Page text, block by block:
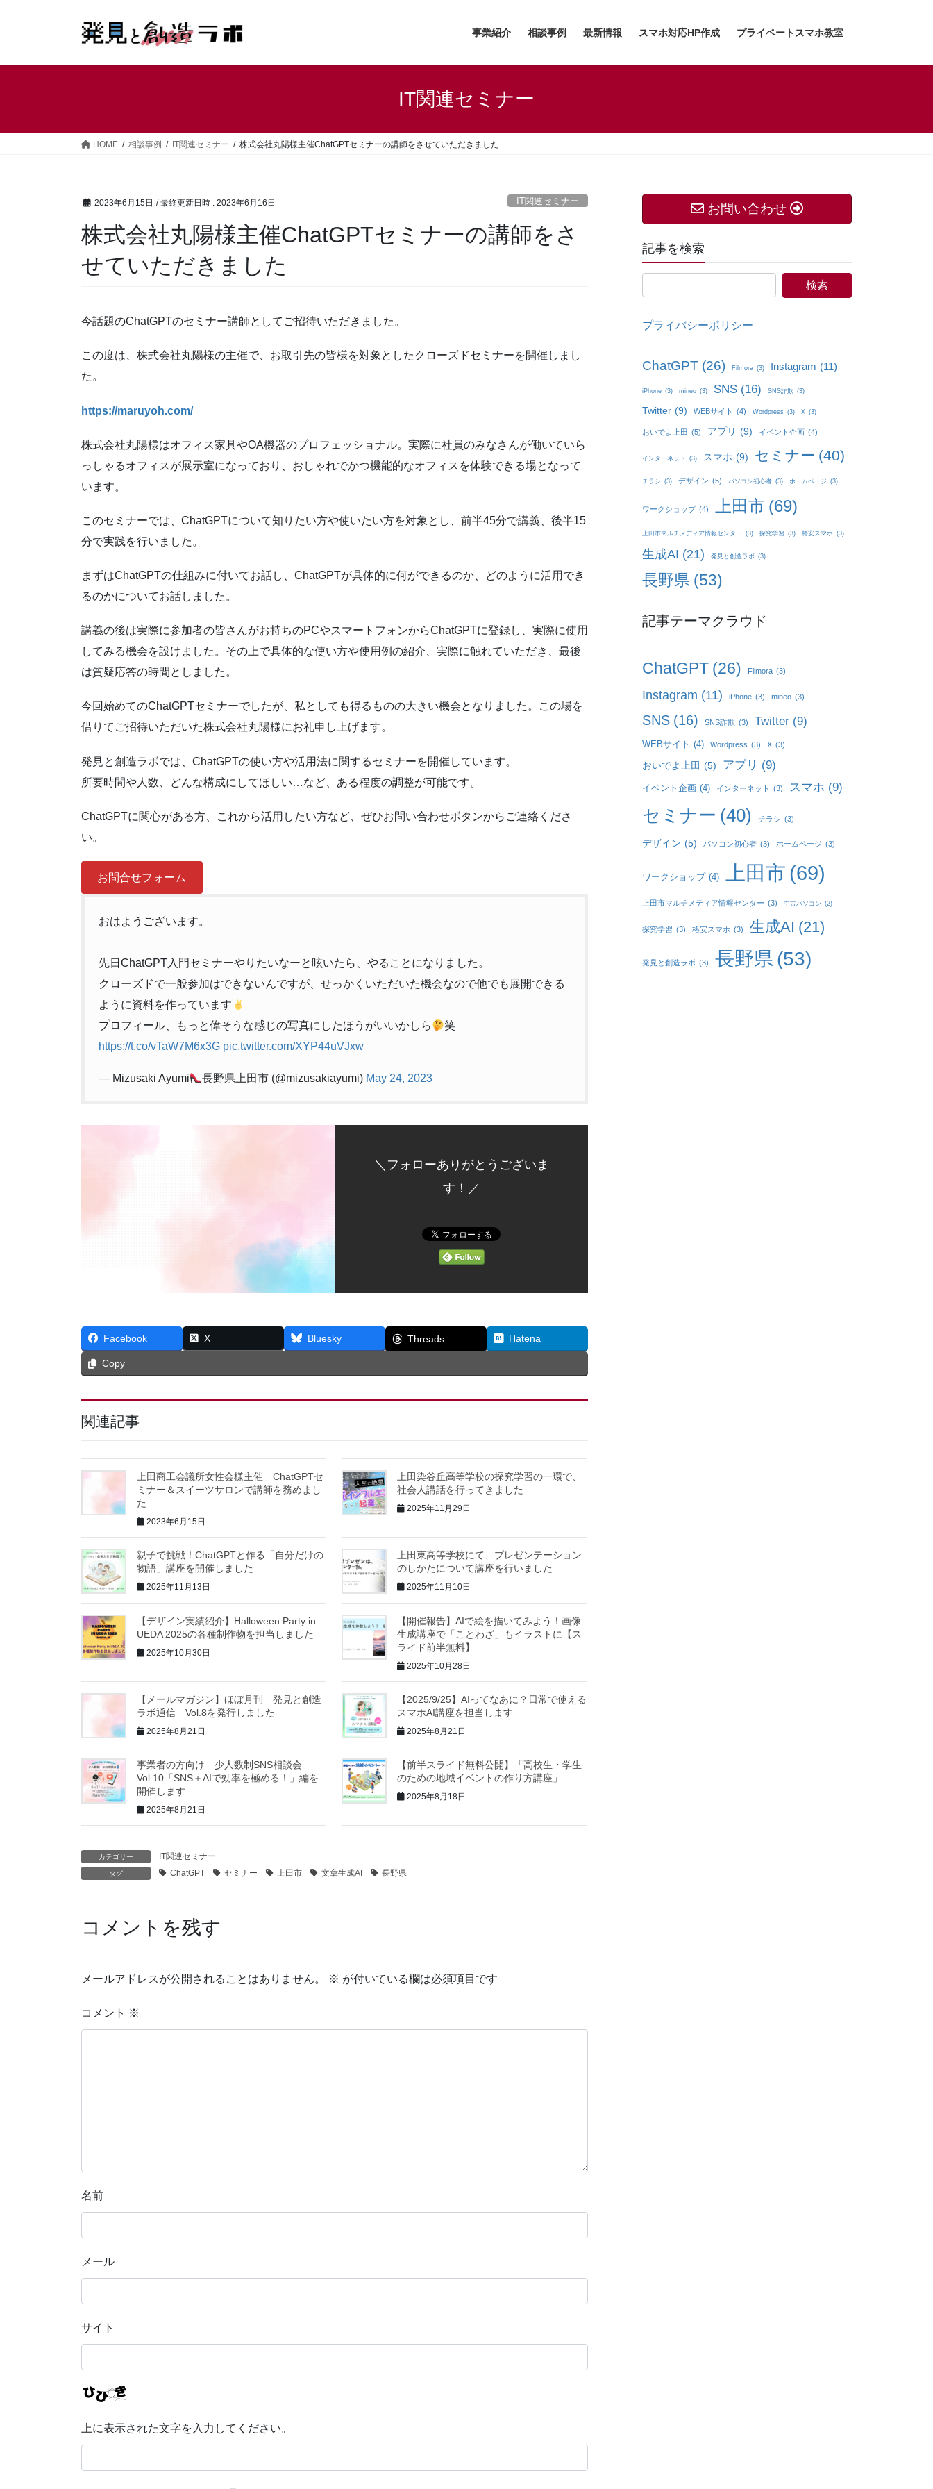
事業紹介 相談事例 最新情報 スマホ対応HP作成 プライベートスマホ教室
IT関連セミナー
HOME 相談事例 IT関連セミナー 株式会社丸陽様主催ChatGPTセミナーの講師をさせていただきました
2023年6月15日 / 最終更新日時 : 2023年6月16日 IT関連セミナー
株式会社丸陽様主催ChatGPTセミナーの講師をさ
せていただきました
今話題のChatGPTのセミナー講師としてご招待いただきました。
この度は、株式会社丸陽様の主催で、お取引先の皆様を対象としたクローズドセミナーを開催しまし
た。
https://maruyoh.com/
株式会社丸陽様はオフィス家具やOA機器のプロフェッショナル。実際に社員のみなさんが働いていら
っしゃるオフィスが展示室になっており、おしゃれでかつ機能的なオフィスを体験できる場となって
います。
このセミナーでは、ChatGPTについて知りたい方や使いたい方を対象とし、前半45分で講義、後半15
分で実践を行いました。
まずはChatGPTの仕組みに付いてお話し、ChatGPTが具体的に何ができるのか、どのように活用でき
るのかについてお話しました。
講義の後は実際に参加者の皆さんがお持ちのPCやスマートフォンからChatGPTに登録し、実際に使用
してみる機会を設けました。その上で具体的な使い方や使用例の紹介、実際に触れていただき、最後
は質疑応答の時間としました。
今回始めてのChatGPTセミナーでしたが、私としても得るものの大きい機会となりました。この場を
借りてご招待いただいた株式会社丸陽様にお礼申し上げます。
発見と創造ラボでは、ChatGPTの使い方や活用法に関するセミナーを開催しています。
所要時間や人数、どんな構成にしてほしい…など、ある程度の調整が可能です。
ChatGPTに関心がある方、これから活用したい方など、ぜひお問い合わせボタンからご連絡くださ
い。
お問合せフォーム
おはようございます。
先日ChatGPT入門セミナーやりたいなーと呟いたら、やることになりました。
クローズドで一般参加はできないんですが、せっかくいただいた機会なので他でも展開できる
ように資料を作っています
プロフィール、もっと偉そうな感じの写真にしたほうがいいかしら
笑
https://t.co/vTaW7M6x3G pic.twitter.com/XYP44uVJxw
— Mizusaki Ayumi 長野県上田市 (@mizusakiayumi) May 24, 2023
＼フォローありがとうございま
す！／
Facebook X Bluesky Threads Hatena
Copy
関連記事
上田商工会議所女性会様主催 ChatGPTセ
ミナー＆スイーツサロンで講師を務めまし
た
2023年6月15日
上田染谷丘高等学校の探究学習の一環で、
社会人講話を行ってきました
2025年11月29日
親子で挑戦！ChatGPTと作る「自分だけの
物語」講座を開催しました
2025年11月13日
上田東高等学校にて、プレゼンテーション
のしかたについて講座を行いました
2025年11月10日
【デザイン実績紹介】Halloween Party in
UEDA 2025の各種制作物を担当しました
2025年10月30日
【開催報告】AIで絵を描いてみよう！画像
生成講座で「ことわざ」もイラストに【ス
ライド前半無料】
2025年10月28日
【メールマガジン】ほぼ月刊 発見と創造
ラボ通信 Vol.8を発行しました
2025年8月21日
【2025/9/25】AIってなあに？日常で使える
スマホAI講座を担当します
2025年8月21日
事業者の方向け 少人数制SNS相談会
Vol.10「SNS＋AIで効率を極める！」編を
開催します
2025年8月21日
【前半スライド無料公開】「高校生・学生
のための地域イベントの作り方講座」
2025年8月18日
カテゴリー IT関連セミナー
タグ ChatGPT セミナー 上田市 文章生成AI 長野県
コメントを残す
メールアドレスが公開されることはありません。 ※ が付いている欄は必須項目です
コメント ※
名前
メール
サイト
上に表示された文字を入力してください。
お問い合わせ
記事を検索
プライバシーポリシー
ChatGPT (26) Filmora (3) Instagram (11)
iPhone (3) mineo (3) SNS (16) SNS詐欺 (3)
Twitter (9) WEBサイト (4) Wordpress (3) X (3)
おいでよ上田 (5) アプリ (9) イベント企画 (4)
インターネット (3) スマホ (9) セミナー (40)
チラシ (3) デザイン (5) パソコン初心者 (3) ホームページ (3)
ワークショップ (4) 上田市 (69)
上田市マルチメディア情報センター (3) 探究学習 (3) 格安スマホ (3)
生成AI (21) 発見と創造ラボ (3)
長野県 (53)
記事テーマクラウド
ChatGPT (26) Filmora (3)
Instagram (11) iPhone (3) mineo (3)
SNS (16) SNS詐欺 (3) Twitter (9)
WEBサイト (4) Wordpress (3) X (3)
おいでよ上田 (5) アプリ (9)
イベント企画 (4) インターネット (3) スマホ (9)
セミナー (40) チラシ (3)
デザイン (5) パソコン初心者 (3) ホームページ (3)
ワークショップ (4) 上田市 (69)
上田市マルチメディア情報センター (3) 中古パソコン (2)
探究学習 (3) 格安スマホ (3) 生成AI (21)
発見と創造ラボ (3) 長野県 (53)